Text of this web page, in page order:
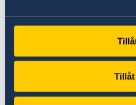
Anmäl din
Om du vill att UD eller